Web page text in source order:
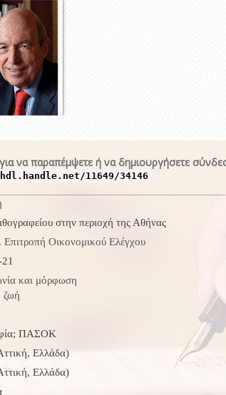
να παραπέμψετε ή να δημιουργήσετε
11649/34146
στην περιοχή της Αθήνας
Οικονομικού Ελέγχου
και μόρφωση
ζωή
ΠΑΣΟΚ
Ελλάδα)
Ελλάδα)